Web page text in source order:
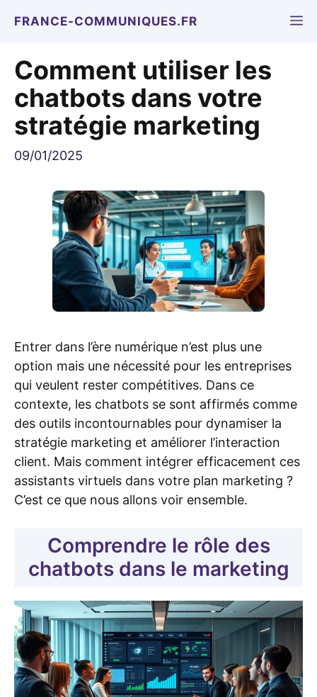
FRANCE-COMMUNIQUES.FR
Comment utiliser les
chatbots dans votre
stratégie marketing
09/01/2025
Entrer dans l’ère numérique n’est plus une
option mais une nécessité pour les entreprises
qui veulent rester compétitives. Dans ce
contexte, les chatbots se sont affirmés comme
des outils incontournables pour dynamiser la
stratégie marketing et améliorer l’interaction
client. Mais comment intégrer efficacement ces
assistants virtuels dans votre plan marketing ?
C’est ce que nous allons voir ensemble.
Comprendre le rôle des
chatbots dans le marketing